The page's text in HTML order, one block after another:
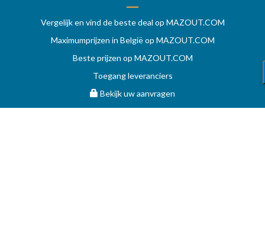
Vergelijk en vind de beste deal op MAZOUT.COM
Maximumprijzen in België op MAZOUT.COM
Beste prijzen op MAZOUT.COM
Toegang leveranciers
Bekijk uw aanvragen